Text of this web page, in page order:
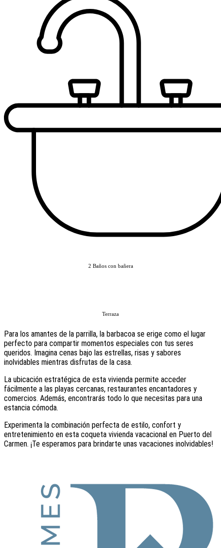
2 Baños con bañera
Terraza
Para los amantes de la parrilla, la barbacoa se erige como el lugar
perfecto para compartir momentos especiales con tus seres
queridos. Imagina cenas bajo las estrellas, risas y sabores
inolvidables mientras disfrutas de la casa.
La ubicación estratégica de esta vivienda permite acceder
fácilmente a las playas cercanas, restaurantes encantadores y
comercios. Además, encontrarás todo lo que necesitas para una
estancia cómoda.
Experimenta la combinación perfecta de estilo, confort y
entretenimiento en esta coqueta vivienda vacacional en Puerto del
Carmen. ¡Te esperamos para brindarte unas vacaciones inolvidables!